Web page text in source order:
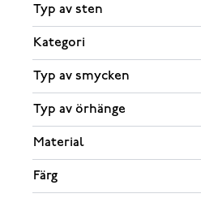
Typ av sten
Kategori
Typ av smycken
Typ av örhänge
Material
Färg